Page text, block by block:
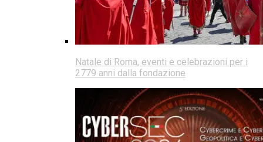
Natale di Roma, eventi e celebrazioni per i
2779 anni dalla fondazione